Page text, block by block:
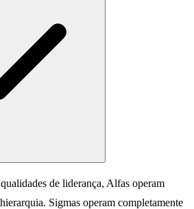
de liderança, Alfas operam
Sigmas operam completamente